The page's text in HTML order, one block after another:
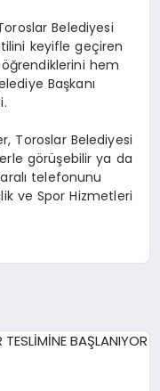
Belediyesi
keyifle geçiren
hem
Başkanı
Toroslar Belediyesi
görüşebilir ya da
telefonunu
ve Spor Hizmetleri